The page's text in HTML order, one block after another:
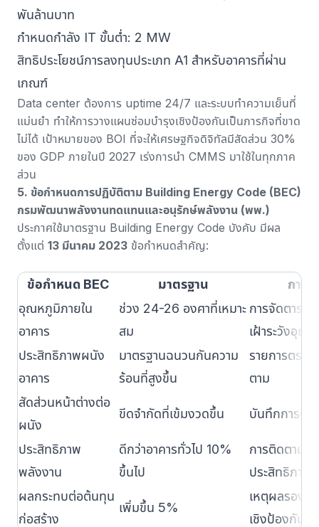
พันล้านบาท
กำหนดกำลัง IT ขั้นต่ำ: 2 MW
สิทธิประโยชน์การลงทุนประเภท A1 สำหรับอาคารที่ผ่าน
เกณฑ์
Data center ต้องการ uptime 24/7 และระบบทำความเย็นที่
แม่นยำ ทำให้การวางแผนซ่อมบำรุงเชิงป้องกันเป็นภารกิจที่ขาด
ไม่ได้ เป้าหมายของ BOI ที่จะให้เศรษฐกิจดิจิทัลมีสัดส่วน 30%
ของ GDP ภายในปี 2027 เร่งการนำ CMMS มาใช้ในทุกภาค
ส่วน
5. ข้อกำหนดการปฏิบัติตาม Building Energy Code (BEC)
กรมพัฒนาพลังงานทดแทนและอนุรักษ์พลังงาน (พพ.)
ประกาศใช้มาตรฐาน Building Energy Code บังคับ มีผล
ตั้งแต่ 13 มีนาคม 2023 ข้อกำหนดสำคัญ:
ข้อกำหนด BEC มาตรฐาน
การ
อุณหภูมิภายใน
อาคาร
ช่วง 24-26 องศาที่เหมาะ
สม
การจัดตารา
เฝ้าระวังอุณ
ประสิทธิภาพผนัง
อาคาร
มาตรฐานฉนวนกันความ
ร้อนที่สูงขึ้น
รายการตรว
ตาม
สัดส่วนหน้าต่างต่อ
ผนัง
ขีดจำกัดที่เข้มงวดขึ้น บันทึกการตร
ประสิทธิภาพ
พลังงาน
ดีกว่าอาคารทั่วไป 10%
ขึ้นไป
การติดตามก
ประสิทธิภา
ผลกระทบต่อต้นทุน
ก่อสร้าง
เพิ่มขึ้น 5%
เหตุผลรองรั
เชิงป้องกัน